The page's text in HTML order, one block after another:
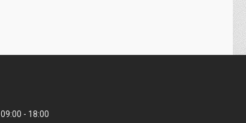
09:00
18:00